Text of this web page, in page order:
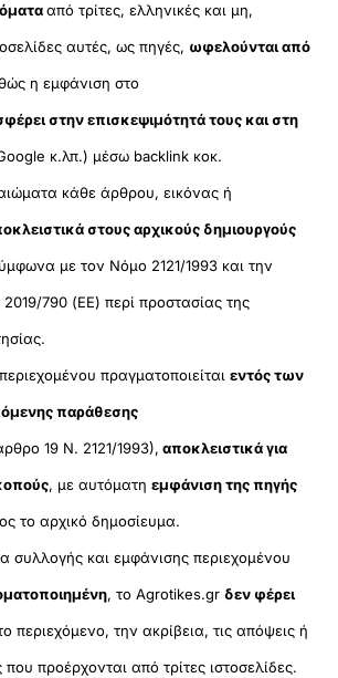
από τρίτες, ελληνικές και μη,
αυτές, ως πηγές, ωφελούνται από
η εμφάνιση στο
στην επισκεψιμότητά τους και στη
κ.λπ.) μέσω backlink κοκ.
κάθε άρθρου, εικόνας ή
στους αρχικούς δημιουργούς
με τον Νόμο 2121/1993 και την
790 (ΕΕ) περί προστασίας της
πραγματοποιείταιεντός των
παράθεσης
19 Ν. 2121/1993), αποκλειστικά για
, με αυτόματηεμφάνιση της πηγής
το αρχικό δημοσίευμα.
συλλογής και εμφάνισης περιεχομένου
, το Agrotikes.gr δεν φέρει
περιεχόμενο, την ακρίβεια, τις απόψεις ή
προέρχονται από τρίτες ιστοσελίδες.